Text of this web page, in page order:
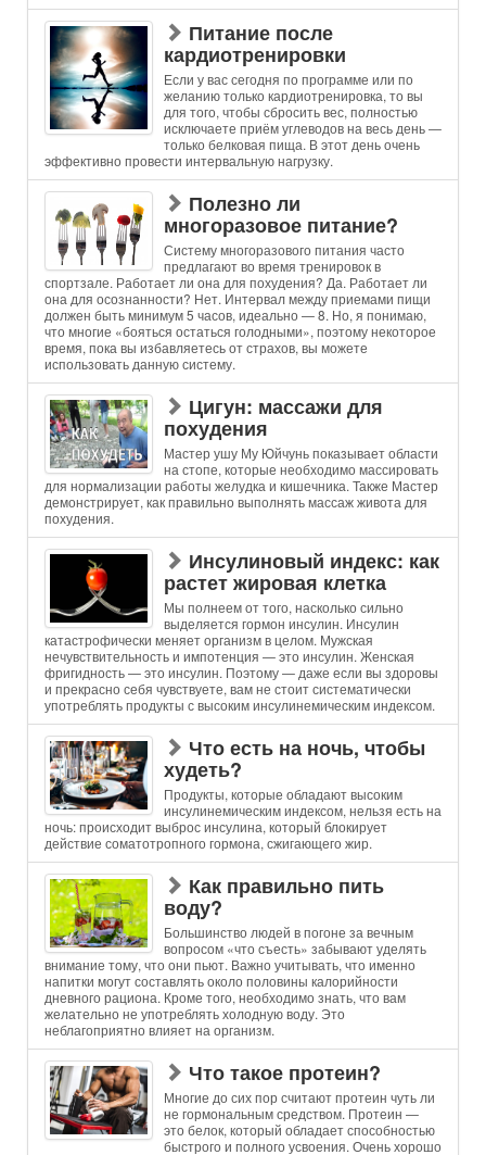
Питание после
кардиотренировки
Если у вас сегодня по программе или по
желанию только кардиотренировка, то вы
для того, чтобы сбросить вес, полностью
исключаете приём углеводов на весь день —
только белковая пища. В этот день очень
эффективно провести интервальную нагрузку.
Полезно ли
многоразовое питание?
Систему многоразового питания часто
предлагают во время тренировок в
спортзале. Работает ли она для похудения? Да. Работает ли
она для осознанности? Нет. Интервал между приемами пищи
должен быть минимум 5 часов, идеально — 8. Но, я понимаю,
что многие «бояться остаться голодными», поэтому некоторое
время, пока вы избавляетесь от страхов, вы можете
использовать данную систему.
Цигун: массажи для
похудения
Мастер ушу Му Юйчунь показывает области
на стопе, которые необходимо массировать
для нормализации работы желудка и кишечника. Также Мастер
демонстрирует, как правильно выполнять массаж живота для
похудения.
Инсулиновый индекс: как
растет жировая клетка
Мы полнеем от того, насколько сильно
выделяется гормон инсулин. Инсулин
катастрофически меняет организм в целом. Мужская
нечувствительность и импотенция — это инсулин. Женская
фригидность — это инсулин. Поэтому — даже если вы здоровы
и прекрасно себя чувствуете, вам не стоит систематически
употреблять продукты с высоким инсулинемическим индексом.
Что есть на ночь, чтобы
худеть?
Продукты, которые обладают высоким
инсулинемическим индексом, нельзя есть на
ночь: происходит выброс инсулина, который блокирует
действие соматотропного гормона, сжигающего жир.
Как правильно пить
воду?
Большинство людей в погоне за вечным
вопросом «что съесть» забывают уделять
внимание тому, что они пьют. Важно учитывать, что именно
напитки могут составлять около половины калорийности
дневного рациона. Кроме того, необходимо знать, что вам
желательно не употреблять холодную воду. Это
неблагоприятно влияет на организм.
Что такое протеин?
Многие до сих пор считают протеин чуть ли
не гормональным средством. Протеин —
это белок, который обладает способностью
быстрого и полного усвоения. Очень хорошо